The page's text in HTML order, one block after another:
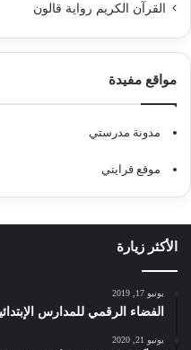
القرآن الكريم رواية قالون
مواقع مفيدة
مدونة مدرستي
موقع قرايتي
الأكثر زيارة
يونيو 17, 2019
الفضاء الرقمي للمدارس
يونيو 21, 2020